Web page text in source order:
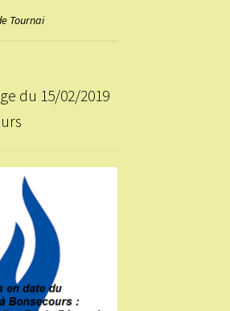
Tournai
du 15/02/2019